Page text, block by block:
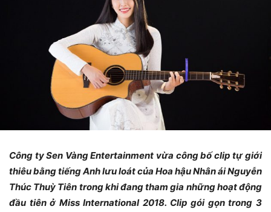
Công ty Sen Vàng Entertainment vừa công bố clip tự giới
thiêu bằng tiếng Anh lưu loát của Hoa hậu Nhân ái Nguyễn
Thúc Thuỳ Tiên trong khi đang tham gia những hoạt động
đầu tiên ở Miss International 2018. Clip gói gọn trong 3